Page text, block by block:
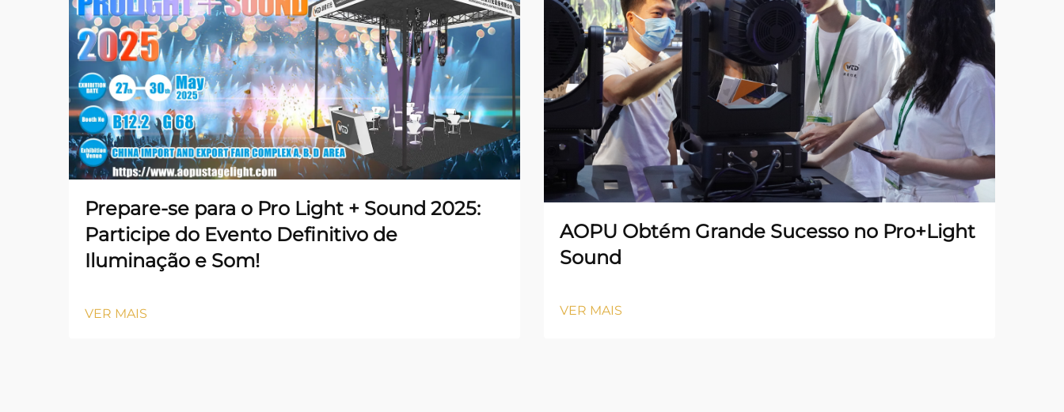
Prepare-se para o Pro Light + Sound 2025:
Participe do Evento Definitivo de
Iluminação e Som!
VER MAIS
AOPU Obtém Grande Sucesso no Pro+Light
Sound
VER MAIS